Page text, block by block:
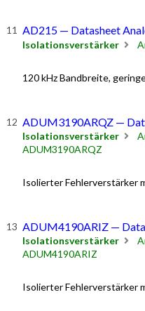
AD215 — Datasheet
Isolationsverstärker
120 kHz Bandbreite,
ADUM3190ARQZ —
Isolationsverstärker
ADUM3190ARQZ
Isolierter Fehlerverstärker
ADUM4190ARIZ —
Isolationsverstärker
ADUM4190ARIZ
Isolierter Fehlerverstärker